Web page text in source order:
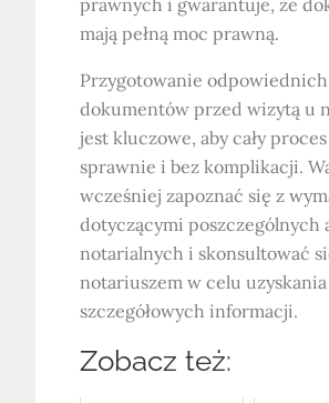
prawnych i gwarantuje, że
mają pełną moc prawną.
Przygotowanie odpowiednich
dokumentów przed wizytą u
jest kluczowe, aby cały
sprawnie i bez komplikacji.
wcześniej zapoznać się z
dotyczącymi poszczególnych
notarialnych i skonsultować
notariuszem w celu uzyskania
szczegółowych informacji.
Zobacz też: